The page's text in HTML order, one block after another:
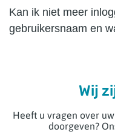
Kan ik niet meer
gebruikersnaam en
Wij
Heeft u vragen over
doorgeven?